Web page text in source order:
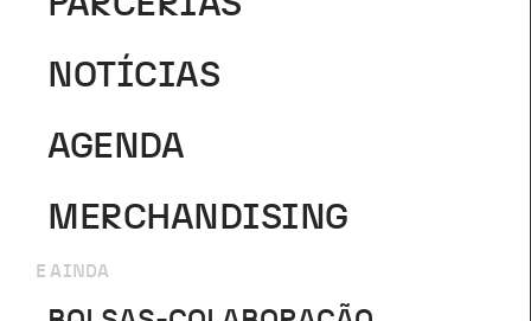
NOTÍCIAS
AGENDA
MERCHANDISING
E AINDA